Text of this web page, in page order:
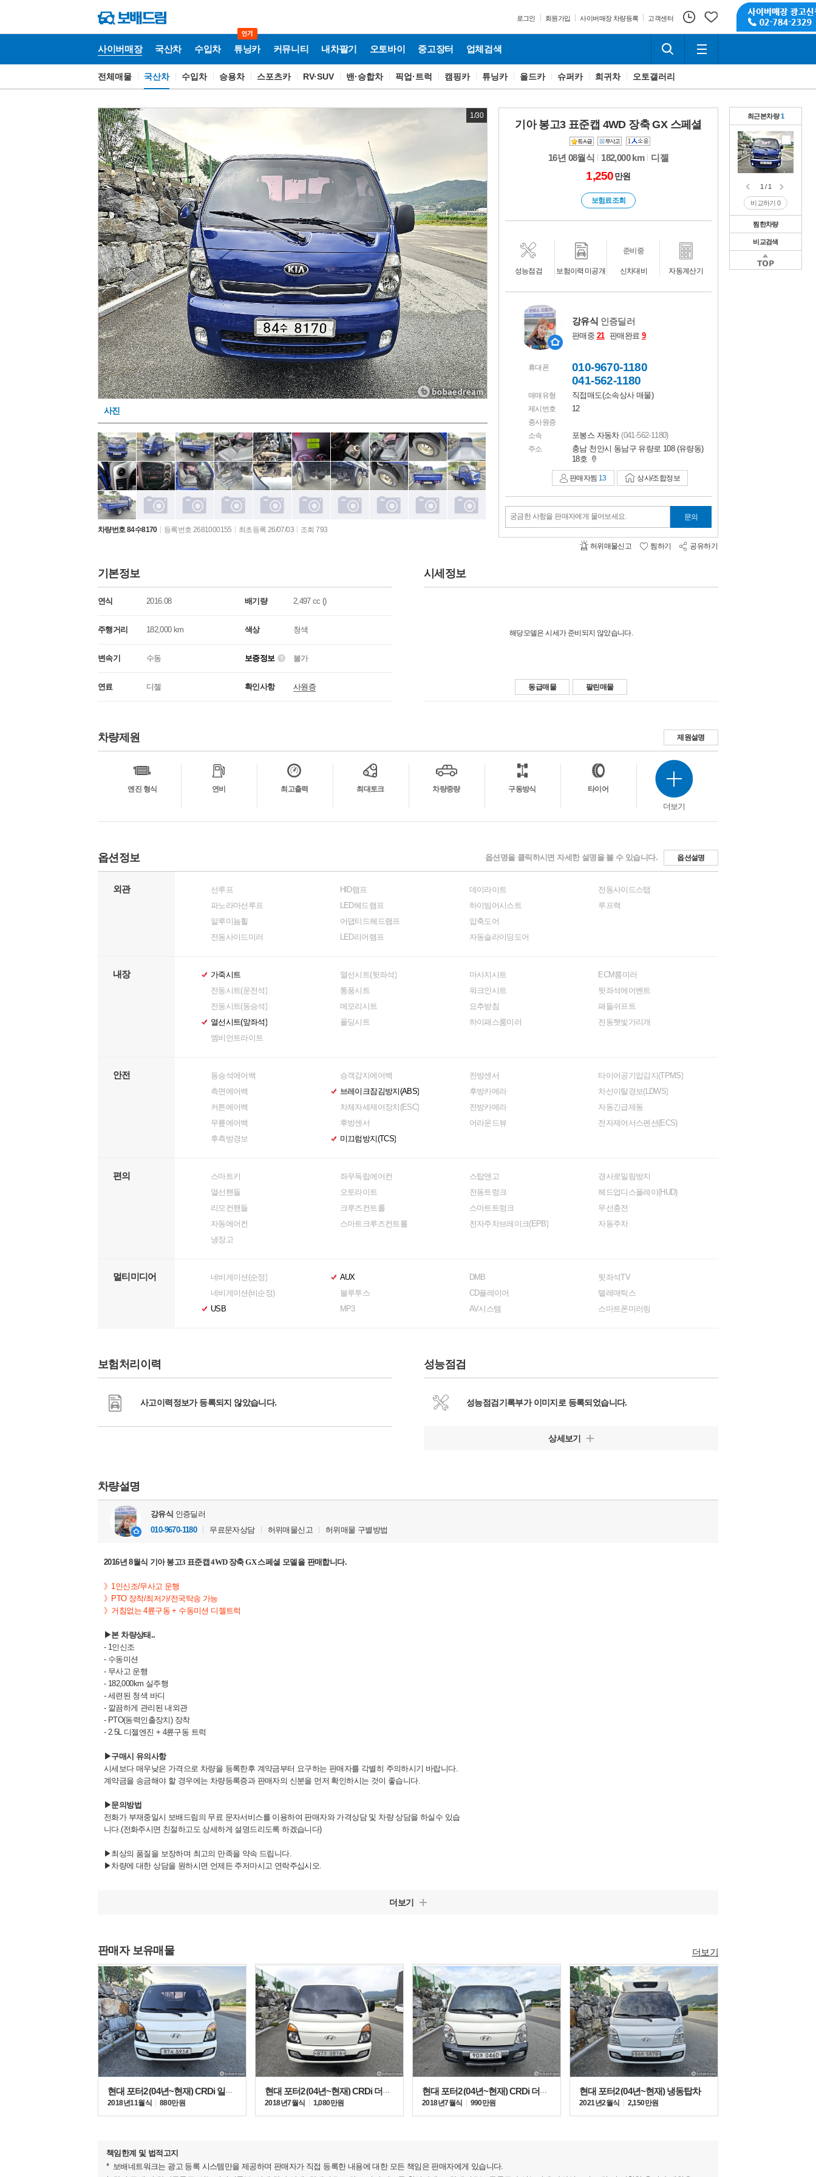
로그인 회원가입 사이버매장 차량등록 고객센터
사이버매장 국산차 수입차 튜닝카 커뮤니티 내차팔기 오토바이 중고장터 업체검색
사
전체매물 국산차 수입차 승용차 스포츠카 RV·SUV 밴·승합차 픽업·트럭 캠핑카 튜닝카 올드카 슈퍼카 희귀차 오토갤러리
1/30
사진
차량번호 84수8170 등록번호 2681000155 최초등록 26/07/03 조회 793
기아 봉고3 표준캡 4WD 장축 GX 스페셜
16년 08월식 182,000 km 디젤
1,250 만원
보험료조회
성능점검 보험이력 미공개 신차대비
준비중
자동계산기
강유식 인증딜러
판매중 21 판매완료 9
휴대폰
010-9670-1180
041-562-1180
매매유형 직접매도(소속상사 매물)
제시번호 12
종사원증
소속
포봉스 자동차 (041-562-1180)
주소
충남 천안시 동남구 유량로 108 (유량동)
18호
판매자찜 13 상사/조합정보
궁금한 사항을 판매자에게 물어보세요. 문의
허위매물신고 찜하기 공유하기
기본정보
연식 2016.08 배기량 2,497 cc ()
주행거리 182,000 km 색상 청색
변속기 수동 보증정보 불가
연료 디젤 확인사항 사원증
시세정보
해당모델은 시세가 준비되지 않았습니다.
동급매물 팔린매물
차량제원
제원설명
엔진 형식
연비 최고출력 최대토크 차량중량 구동방식 타이어
더보기
옵션정보 옵션명을 클릭하시면 자세한 설명을 볼 수 있습니다. 옵션설명
외관
선루프
파노라마선루프
알루미늄휠
전동사이드미러
HID램프
LED헤드램프
어댑티드헤드램프
LED리어램프
데이라이트
하이빔어시스트
압축도어
자동슬라이딩도어
전동사이드스탭
루프랙
내장
가죽시트
전동시트(운전석)
전동시트(동승석)
열선시트(앞좌석)
열선시트(뒷좌석)
통풍시트
메모리시트
폴딩시트
마사지시트
워크인시트
요추받침
하이패스룸미러
ECM룸미러
뒷좌석에어벤트
패들쉬프트
전동햇빛가리개
엠비언트라이트
안전
동승석에어백
측면에어백
커튼에어백
무릎에어백
승객감지에어백
브레이크잠김방지(ABS)
차체자세제어장치(ESC)
후방센서
전방센서
후방카메라
전방카메라
어라운드뷰
타이어공기압감지(TPMS)
차선이탈경보(LDWS)
자동긴급제동
전자제어서스펜션(ECS)
후측방경보
미끄럼방지(TCS)
편의
스마트키
열선핸들
리모컨핸들
자동에어컨
좌우독립에어컨
오토라이트
크루즈컨트롤
스마트크루즈컨트롤
스탑앤고
전동트렁크
스마트트렁크
전자주차브레이크(EPB)
경사로밀림방지
헤드업디스플레이(HUD)
무선충전
자동주차
냉장고
멀티미디어
네비게이션(순정)
네비게이션(비순정)
USB
AUX
블루투스
MP3
DMB
CD플레이어
AV시스템
뒷좌석TV
텔레매틱스
스마트폰미러링
보험처리이력
사고이력정보가 등록되지 않았습니다.
성능점검
성능점검기록부가 이미지로 등록되었습니다.
상세보기
차량설명
강유식 인증딜러
010-9670-1180
무료문자상담 허위매물신고 허위매물 구별방법
2016년 8월식 기아 봉고3 표준캡 4WD 장축 GX 스페셜 모델을 판매합니다.
》1인신조/무사고 운행
》 PTO 장착/최저가/전국탁송 가능
》거침없는 4륜구동 + 수동미션 디젤트럭
▶본 차량상태..
- 1인신조
- 수동미션
- 무사고 운행
- 182,000km 실주행
- 세련된 청색 바디
- 깔끔하게 관리된 내외관
- PTO(동력인출장치) 장착
- 2.5L 디젤엔진 + 4륜구동 트럭
▶구매시 유의사항
시세보다 매우낮은 가격으로 차량을 등록한후 계약금부터 요구하는 판매자를 각별히 주의하시기 바랍니다.
계약금을 송금해야 할 경우에는 차량등록증과 판매자의 신분을 먼저 확인하시는 것이 좋습니다.
▶문의방법
전화가 부재중일시 보배드림의 무료 문자서비스를 이용하여 판매자와 가격상담 및 차량 상담을 하실수 있습
니다.(전화주시면 친절하고도 상세하게 설명드리도록 하겠습니다)
▶최상의 품질을 보장하며 최고의 만족을 약속 드립니다.
▶차량에 대한 상담을 원하시면 언제든 주저마시고 연락주십시오.
더보기
판매자 보유매물 더보기
현대 포터2 (04년~현재) CRDi 일반캡
2018년 11월식
880만원
현대 포터2 (04년~현재) CRDi 더블캡
2018년 7월식
1,080만원
현대 포터2 (04년~현재) CRDi 더블캡
2018년 7월식
990만원
현대 포터2 (04년~현재) 냉동탑차
2021년 2월식 2,150만원
책임한계 및 법적고지
보배네트워크는 광고 등록 시스템만을 제공하며 판매자가 직접 등록한 내용에 대한 모든 책임은 판매자에게 있습니다.
최근본차량1
1 / 1
비교하기0
찜한차량
1 / 1
비교하기
비교검색
1 / 1